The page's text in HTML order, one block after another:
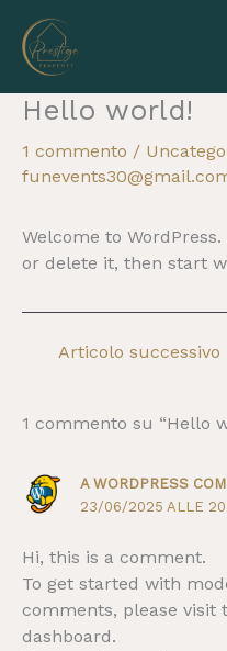
contenuto
Hello world!
1 commento /
Welcome to
or delete it, then start
Articolo successivo
1 commento su “Hello
A WORDPRESS
23/06/2025 ALLE
Hi, this is a comment.
To get started with
comments, please visit
dashboard.